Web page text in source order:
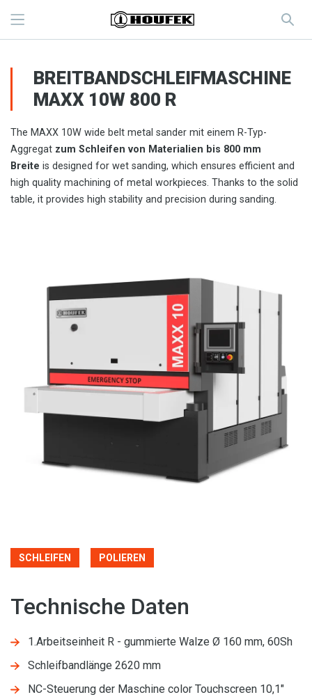
BREITBANDSCHLEIFMASCHINE
MAXX 10W 800 R
The MAXX 10W wide belt metal sander mit einem R-Typ-
Aggregat zum Schleifen von Materialien bis 800 mm
Breite is designed for wet sanding, which ensures efficient and
high quality machining of metal workpieces. Thanks to the solid
table, it provides high stability and precision during sanding.
SCHLEIFEN POLIEREN
Technische Daten
1.Arbeitseinheit R - gummierte Walze Ø 160 mm, 60Sh
Schleifbandlänge 2620 mm
NC-Steuerung der Maschine color Touchscreen 10,1"